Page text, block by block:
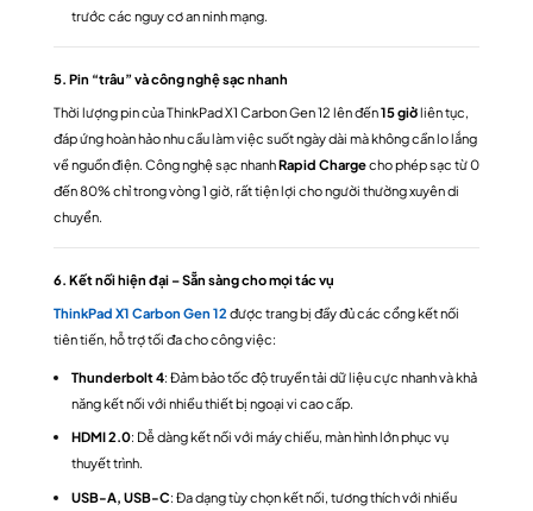
trước các nguy cơ an ninh mạng.
5. Pin “trâu” và công nghệ sạc nhanh
Thời lượng pin của ThinkPad X1 Carbon Gen 12 lên đến15 giờliên tục,
đáp ứng hoàn hảo nhu cầu làm việc suốt ngày dài mà không cần lo lắng
về nguồn điện. Công nghệ sạc nhanhRapid Chargecho phép sạc từ 0
đến 80% chỉ trong vòng 1 giờ, rất tiện lợi cho người thường xuyên di
chuyển.
6. Kết nối hiện đại – Sẵn sàng cho mọi tác vụ
ThinkPad X1 Carbon Gen 12 được trang bị đầy đủ các cổng kết nối
tiên tiến, hỗ trợ tối đa cho công việc:
Thunderbolt 4: Đảm bảo tốc độ truyền tải dữ liệu cực nhanh và khả
năng kết nối với nhiều thiết bị ngoại vi cao cấp.
HDMI 2.0: Dễ dàng kết nối với máy chiếu, màn hình lớn phục vụ
thuyết trình.
USB-A, USB-C: Đa dạng tùy chọn kết nối, tương thích với nhiều